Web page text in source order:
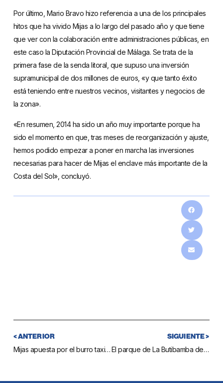
Por último, Mario Bravo hizo referencia a una de los principales
hitos que ha vivido Mijas a lo largo del pasado año y que tiene
que ver con la colaboración entre administraciones públicas, en
este caso la Diputación Provincial de Málaga. Se trata de la
primera fase de la senda litoral, que supuso una inversión
supramunicipal de dos millones de euros, «y que tanto éxito
está teniendo entre nuestros vecinos, visitantes y negocios de
la zona».
«En resumen, 2014 ha sido un año muy importante porque ha
sido el momento en que, tras meses de reorganización y ajuste,
hemos podido empezar a poner en marcha las inversiones
necesarias para hacer de Mijas el enclave más importante de la
Costa del Sol», concluyó.
< ANTERIOR
Mijas apuesta por el burro taxi como elemento de promoción para incentivar las ventas en los establecimientos de toda la localidad
SIGUIENTE >
El parque de La Butibamba de La Cala será el escenario del V Día de las Mascotas de Mijas